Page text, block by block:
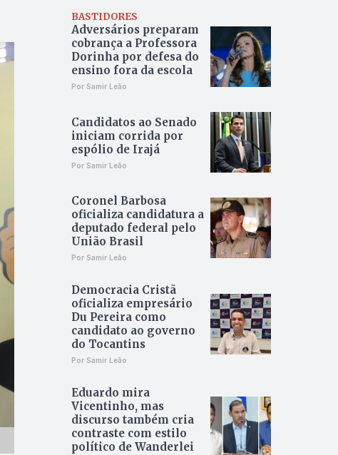
BASTIDORES
Adversários preparam
cobrança a Professora
Dorinha por defesa do
ensino fora da escola
Por Samir Leão
Candidatos ao Senado
iniciam corrida por
espólio de Irajá
Por Samir Leão
Coronel Barbosa
oficializa candidatura a
deputado federal pelo
União Brasil
Por Samir Leão
Democracia Cristã
oficializa empresário
Du Pereira como
candidato ao governo
do Tocantins
Por Samir Leão
Eduardo mira
Vicentinho, mas
discurso também cria
contraste com estilo
político de Wanderlei